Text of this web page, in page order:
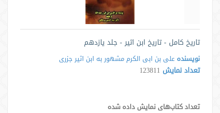
تاریخ کامل - تاریخ ابن اثیر - جلد یازدهم
نویسنده علی بن ابی الکرم مشهور به ابن اثیر جزری
تعداد نمایش 123811
تعداد کتاب‌های نمایش داده شده